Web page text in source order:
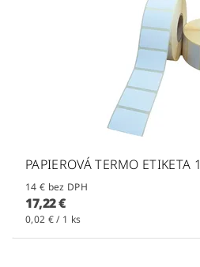
PAPIEROVÁ TERMO
14 € bez DPH
17,22 €
0,02 € / 1 ks